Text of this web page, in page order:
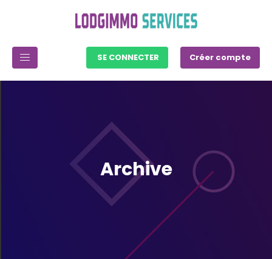
SE CONNECTER Créer compte
Archive